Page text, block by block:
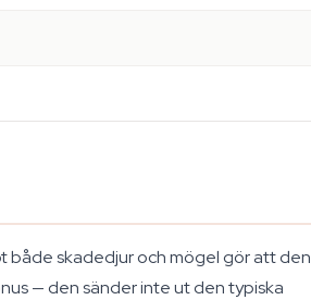
både skadedjur och mögel gör att den
— den sänder inte ut den typiska